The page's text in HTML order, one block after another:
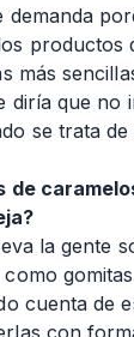
demanda
productos
más
diría que no
se trata de
de
la gente
cuenta de
con